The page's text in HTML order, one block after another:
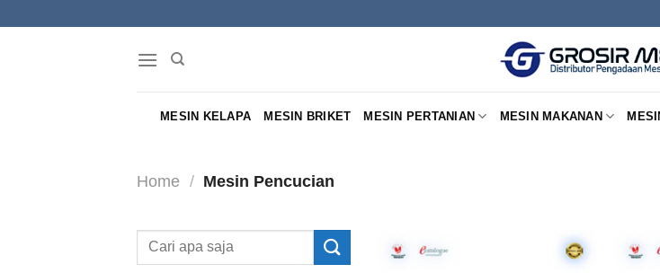
MESIN KELAPA MESIN BRIKET MESIN PERTANIAN MESIN MAKANAN
Home / Mesin Pencucian
Search